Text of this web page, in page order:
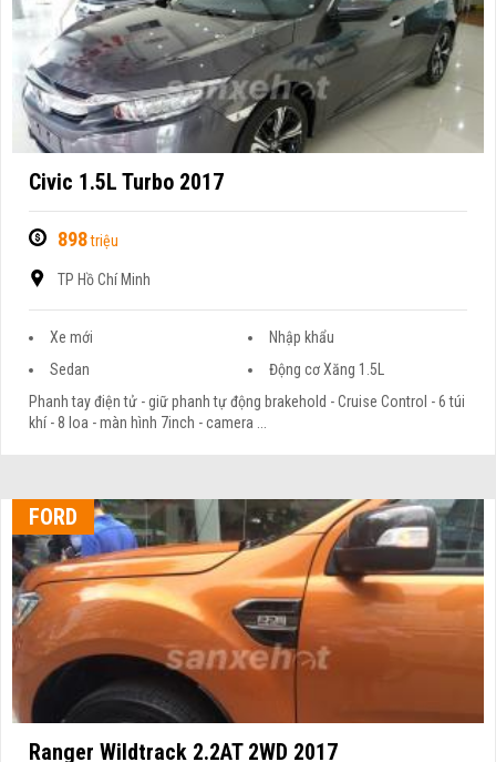
Civic 1.5L Turbo 2017
898triệu
TP Hồ Chí Minh
Xe mới
Nhập khẩu
Sedan
Động cơ Xăng 1.5L
Phanh tay điện tử - giữ phanh tự động brakehold - Cruise Control - 6 túi
khí - 8 loa - màn hình 7inch - camera ...
FORD
Ranger Wildtrack 2.2AT 2WD 2017